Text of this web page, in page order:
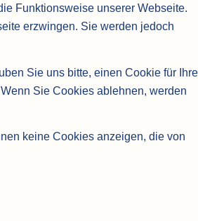
Funktionsweise unserer Webseite.
erzwingen. Sie werden jedoch
Sie uns bitte, einen Cookie für Ihre
Sie Cookies ablehnen, werden
keine Cookies anzeigen, die von